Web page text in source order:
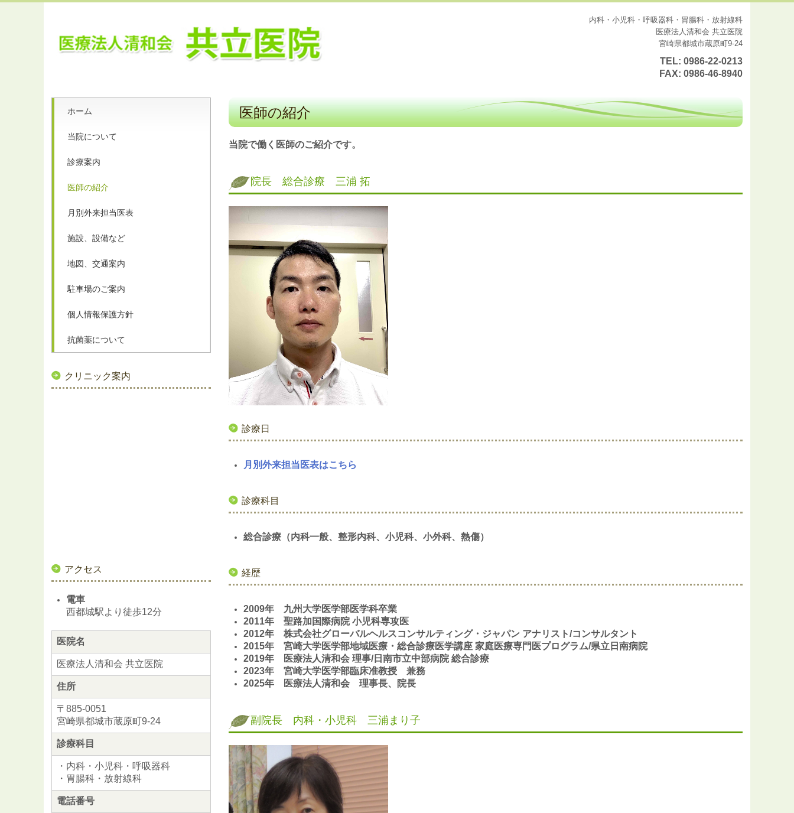
内科・小児科・呼吸器科・胃腸科・放射線科
医療法人清和会 共立医院
宮崎県都城市蔵原町9-24
TEL: 0986-22-0213
FAX: 0986-46-8940
ホーム
当院について
診療案内
医師の紹介
月別外来担当医表
施設、設備など
地図、交通案内
駐車場のご案内
個人情報保護方針
抗菌薬について
クリニック案内
アクセス
電車
西都城駅より徒歩12分
医院名
医療法人清和会 共立医院
住所
〒885-0051
宮崎県都城市蔵原町9-24
診療科目
・内科・小児科・呼吸器科
・胃腸科・放射線科
電話番号
医師の紹介
当院で働く医師のご紹介です。
院長 総合診療 三浦 拓
診療日
月別外来担当医表はこちら
診療科目
総合診療（内科一般、整形内科、小児科、小外科、熱傷）
経歴
2009年 九州大学医学部医学科卒業
2011年 聖路加国際病院 小児科専攻医
2012年 株式会社グローバルヘルスコンサルティング・ジャパン アナリスト/コンサルタント
2015年 宮崎大学医学部地域医療・総合診療医学講座 家庭医療専門医プログラム/県立日南病院
2019年 医療法人清和会 理事/日南市立中部病院 総合診療
2023年 宮崎大学医学部臨床准教授
兼務
2025年 医療法人清和会 理事長、院長
副院長 内科・小児科 三浦まり子